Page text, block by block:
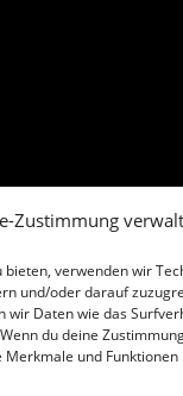
Zustimmung
verwenden wir
und/oder darauf
wir Daten wie das
du deine
und